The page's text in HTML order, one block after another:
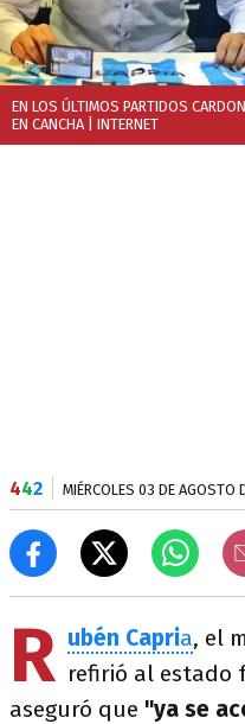
EN LOS ÚLTIMOS PARTIDOS
EN CANCHA | INTERNET
442 MIÉRCOLES 03 DE AGOSTO
R ubén Capria, el
refirió al estado
aseguró que "ya se